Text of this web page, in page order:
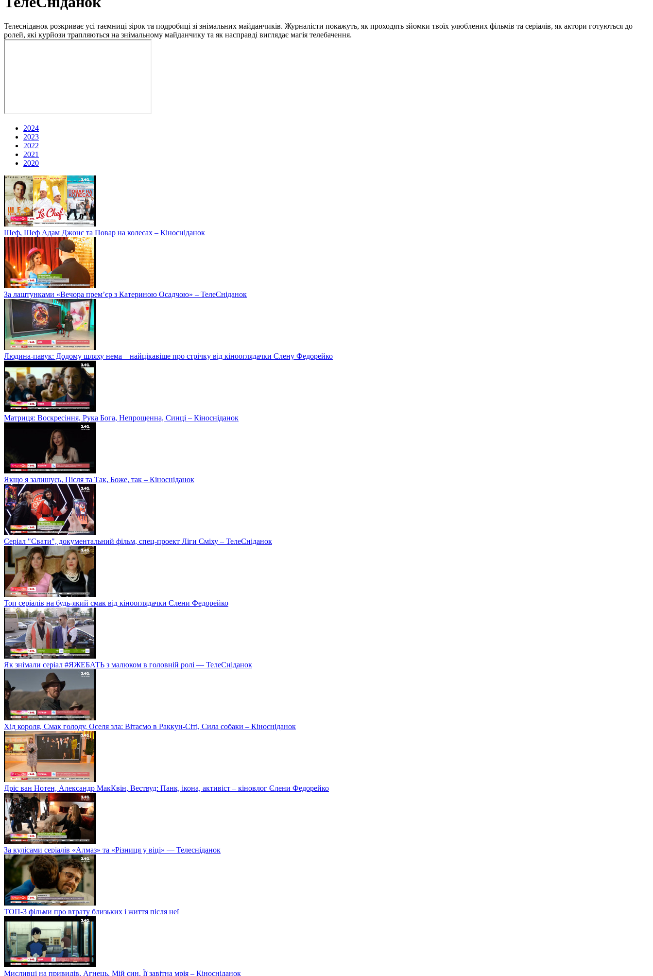
Телесніданок розкриває усі таємниці зірок та подробиці зі знімальних майданчиків. Журналісти покажуть, як проходять зйомки твоїх улюблених фільмів та серіалів, як актори готуються до
ролей, які курйози трапляються на знімальному майданчику та як насправді виглядає магія телебачення.
2024
2023
2022
2021
2020
Шеф, Шеф Адам Джонс та Повар на колесах – Кіносніданок
За лаштунками «Вечора прем’єр з Катериною Осадчою» – ТелеСніданок
Людина-павук: Додому шляху нема – найцікавіше про стрічку від кінооглядачки Єлену Федорейко
Матриця: Воскресіння, Рука Бога, Непрощенна, Синці – Кіносніданок
Якщо я залишусь, Після та Так, Боже, так – Кіносніданок
Серіал "Свати", документальний фільм, спец-проект Ліги Сміху – ТелеСніданок
Топ серіалів на будь-який смак від кінооглядачки Єлени Федорейко
Як знімали серіал #ЯЖЕБАТЬ з малюком в головній ролі — ТелеСніданок
Хід короля, Смак голоду, Оселя зла: Вітаємо в Раккун-Сіті, Сила собаки – Кіносніданок
Дріс ван Нотен, Александр МакКвін, Вествуд: Панк, ікона, активіст – кіновлог Єлени Федорейко
За кулісами серіалів «Алмаз» та «Різниця у віці» — Телесніданок
ТОП-3 фільми про втрату близьких і життя після неї
Мисливці на привидів, Агнець, Мій син, Її завітна мрія – Кіносніданок